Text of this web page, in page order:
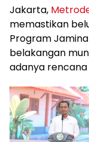
Jakarta,
memastikan
Program
belakangan
adanya